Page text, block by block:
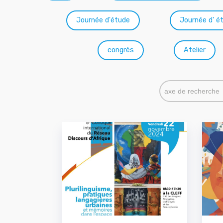
Journée d'étude Journée d'
congrès Atelier
Axe de recherche
Sélectionnez le
Sélectionnez